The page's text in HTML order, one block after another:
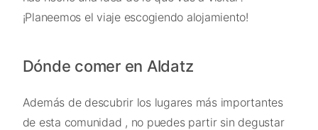
¡Planeemos el viaje escogiendo alojamiento!
Dónde comer en Aldatz
Además de descubrir los lugares más importantes
de esta comunidad , no puedes partir sin degustar